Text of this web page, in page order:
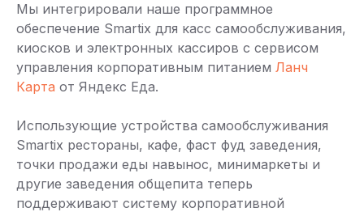
Мы интегрировали наше программное
обеспечение Smartix для касс самообслуживания,
киосков и электронных кассиров с сервисом
управления корпоративным питанием Ланч
Карта от Яндекс Еда.
Использующие устройства самообслуживания
Smartix рестораны, кафе, фаст фуд заведения,
точки продажи еды навынос, минимаркеты и
другие заведения общепита теперь
поддерживают систему корпоративной